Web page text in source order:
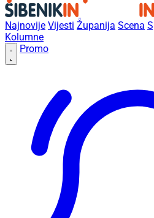
Najnovije Vijesti Županija Scena
Kolumne
Promo